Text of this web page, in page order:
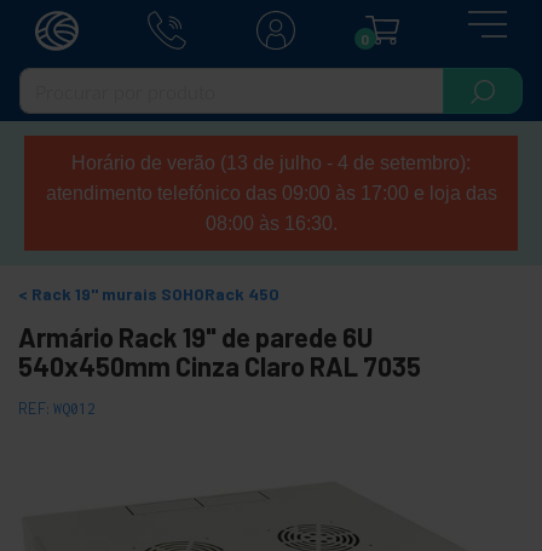
0
Horário de verão (13 de julho - 4 de setembro):
atendimento telefónico das 09:00 às 17:00 e loja das
08:00 às 16:30.
Rack 19" murais SOHORack 450
Armário Rack 19" de parede 6U
540x450mm Cinza Claro RAL 7035
REF: WQ012